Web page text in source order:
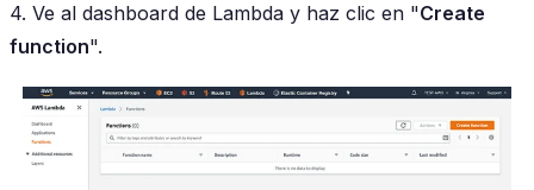
4. Ve al dashboard de Lambda y haz clic en "Create
function".